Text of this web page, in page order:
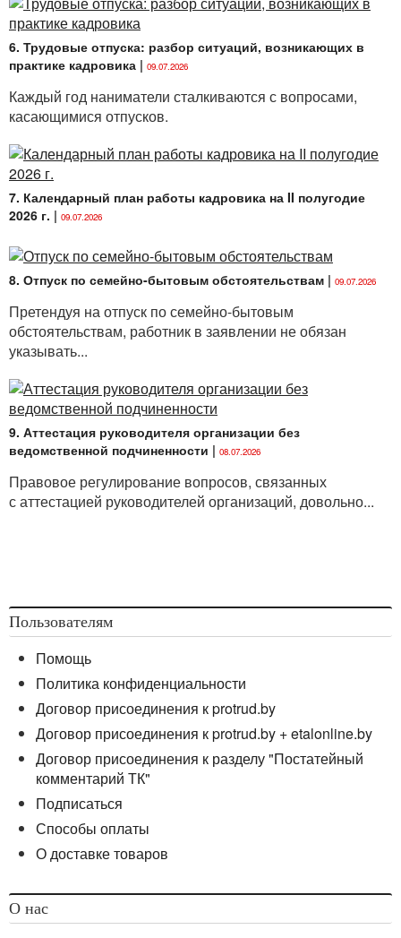
6. Трудовые отпуска: разбор ситуаций, возникающих в
практике кадровика | 09.07.2026
Каждый год наниматели сталкиваются с вопросами,
касающимися отпусков.
7. Календарный план работы кадровика на II полугодие
2026 г. | 09.07.2026
8. Отпуск по семейно-бытовым обстоятельствам | 09.07.2026
Претендуя на отпуск по семейно-бытовым
обстоятельствам, работник в заявлении не обязан
указывать...
9. Аттестация руководителя организации без
ведомственной подчиненности | 08.07.2026
Правовое регулирование вопросов, связанных
с аттестацией руководителей организаций, довольно...
Пользователям
Помощь
Политика конфиденциальности
Договор присоединения к protrud.by
Договор присоединения к protrud.by + etalonline.by
Договор присоединения к разделу "Постатейный
комментарий ТК"
Подписаться
Способы оплаты
О доставке товаров
О нас